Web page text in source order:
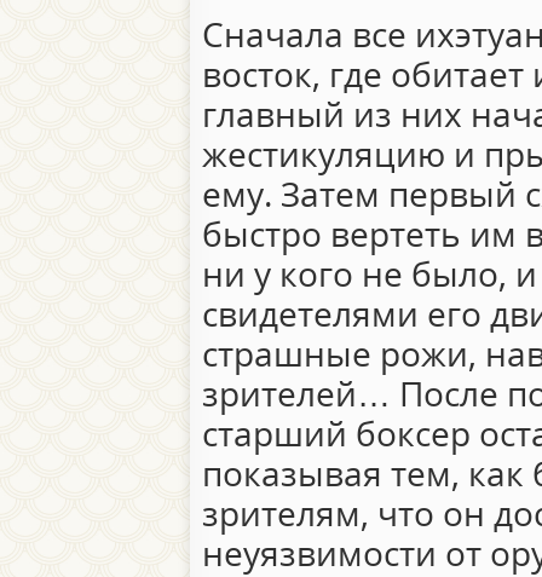
Сначала все
восток, где
главный из них
жестикуляцию и
ему. Затем первый
быстро вертеть им
ни у кого не было,
свидетелями его
страшные рожи,
зрителей… После
старший боксер
показывая тем,
зрителям, что он
неуязвимости от